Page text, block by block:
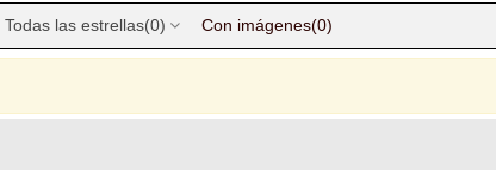
Todas las estrellas(0) Con imágenes(0)